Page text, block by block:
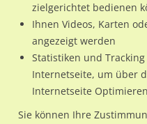
zielgerichtet bedienen
Ihnen Videos, Karten
angezeigt werden
Statistiken und
Internetseite, um über
Internetseite
Sie können Ihre